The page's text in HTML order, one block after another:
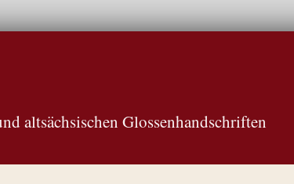
altsächsischen Glossenhandschriften